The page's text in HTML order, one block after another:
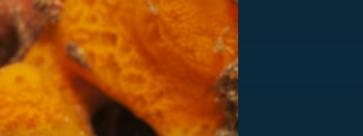
A